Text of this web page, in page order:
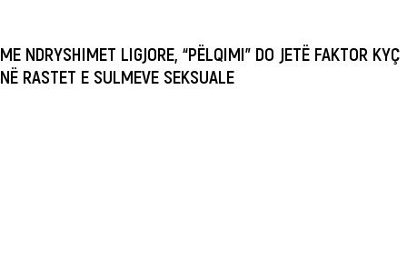
ME NDRYSHIMET LIGJORE, “PËLQIMI” DO JETË FAKTOR KYÇ
NË RASTET E SULMEVE SEKSUALE